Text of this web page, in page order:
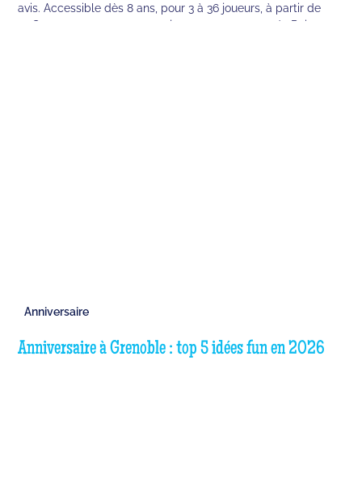
avis. Accessible dès 8 ans, pour 3 à 36 joueurs, à partir de
20€ par personne - ouvert 7 jours sur 7 au cœur de Reims.
Anniversaire
Anniversaire à Grenoble : top 5 idées fun en 2026